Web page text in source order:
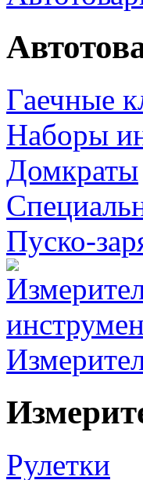
Гаечные
Наборы
Домкраты
Пуско-
Рулетки